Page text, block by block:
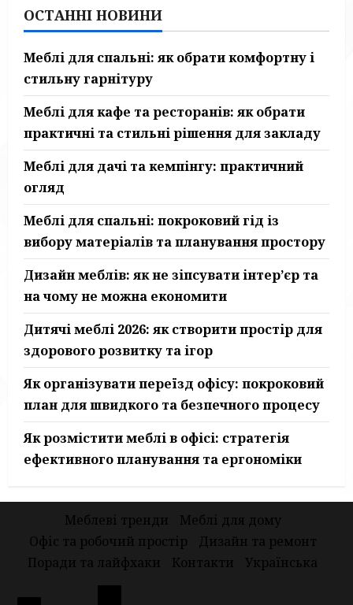
ОСТАННІ НОВИНИ
Меблі для спальні: як обрати комфортну і
стильну гарнітуру
Меблі для кафе та ресторанів: як обрати
практичні та стильні рішення для закладу
Меблі для дачі та кемпінгу: практичний
огляд
Меблі для спальні: покроковий гід із
вибору матеріалів та планування простору
Дизайн меблів: як не зіпсувати інтер’єр та
на чому не можна економити
Дитячі меблі 2026: як створити простір для
здорового розвитку та ігор
Як організувати переїзд офісу: покроковий
план для швидкого та безпечного процесу
Як розмістити меблі в офісі: стратегія
ефективного планування та ергономіки
Меблеві тренди
Меблі для дому
Офіс та робочий простір
Дизайн та ремонт
Поради та лайфхаки
Контакти Українська